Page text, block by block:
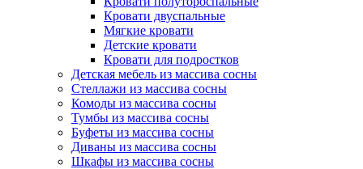
Кровати двуспальные
Мягкие кровати
Детские кровати
Кровати для подростков
Детская мебель из массива сосны
Стеллажи из массива сосны
Комоды из массива сосны
Тумбы из массива сосны
Буфеты из массива сосны
Диваны из массива сосны
Шкафы из массива сосны